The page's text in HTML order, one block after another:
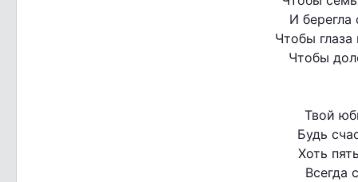
И берегла
Чтобы глаза
Чтобы
Твой
Будь
Хоть
Всегда